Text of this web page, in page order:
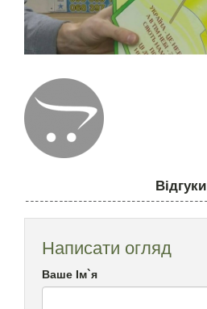
Відгуки
Написати огляд
Ваше Ім`я